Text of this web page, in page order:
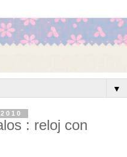
▼
: reloj con